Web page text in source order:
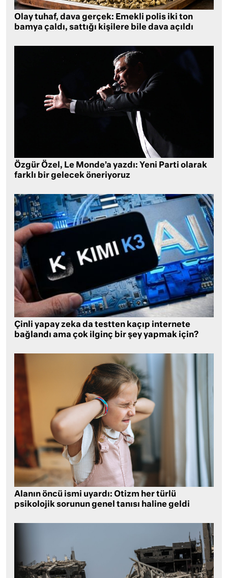
Olay tuhaf, dava gerçek: Emekli polis iki ton
bamya çaldı, sattığı kişilere bile dava açıldı
Özgür Özel, Le Monde’a yazdı: Yeni Parti olarak
farklı bir gelecek öneriyoruz
Çinli yapay zeka da testten kaçıp internete
bağlandı ama çok ilginç bir şey yapmak için?
Alanın öncü ismi uyardı: Otizm her türlü
psikolojik sorunun genel tanısı haline geldi